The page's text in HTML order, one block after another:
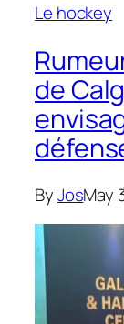
Le hockey
de
ByJosMay